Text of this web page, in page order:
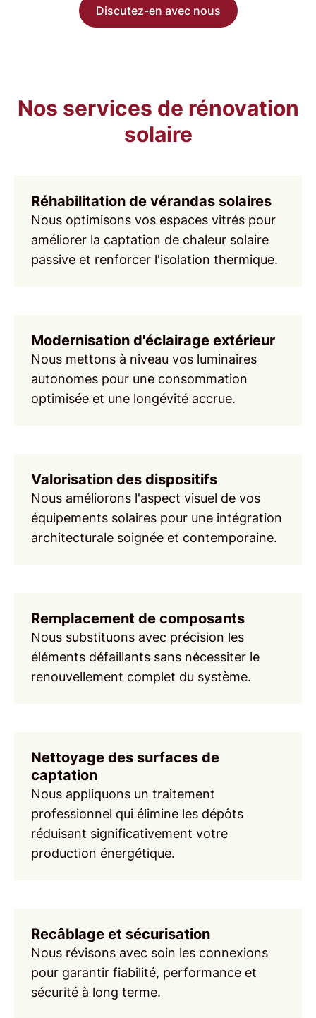
Discutez-en avec nous
Nos services de rénovation
solaire
Réhabilitation de vérandas solaires
Nous optimisons vos espaces vitrés pour
améliorer la captation de chaleur solaire
passive et renforcer l'isolation thermique.
Modernisation d'éclairage extérieur
Nous mettons à niveau vos luminaires
autonomes pour une consommation
optimisée et une longévité accrue.
Valorisation des dispositifs
Nous améliorons l'aspect visuel de vos
équipements solaires pour une intégration
architecturale soignée et contemporaine.
Remplacement de composants
Nous substituons avec précision les
éléments défaillants sans nécessiter le
renouvellement complet du système.
Nettoyage des surfaces de
captation
Nous appliquons un traitement
professionnel qui élimine les dépôts
réduisant significativement votre
production énergétique.
Recâblage et sécurisation
Nous révisons avec soin les connexions
pour garantir fiabilité, performance et
sécurité à long terme.